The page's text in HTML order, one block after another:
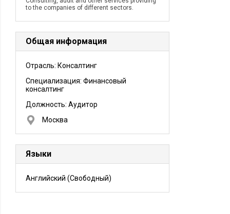
to the companies of different sectors.
Общая информация
Отрасль: Консалтинг
Специализация: Финансовый
консалтинг
Должность: Аудитор
Москва
Языки
Английский (Свободный)